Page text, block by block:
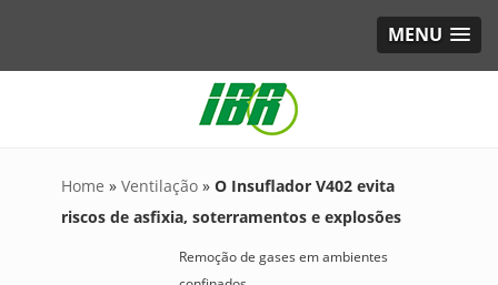
MENU
Home » Ventilação » O Insuflador V402 evita
riscos de asfixia, soterramentos e explosões
Remoção de gases em ambientes